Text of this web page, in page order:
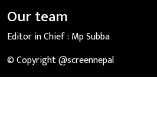
Our team
Editor in Chief : Mp Subba
© Copyright @screennepal